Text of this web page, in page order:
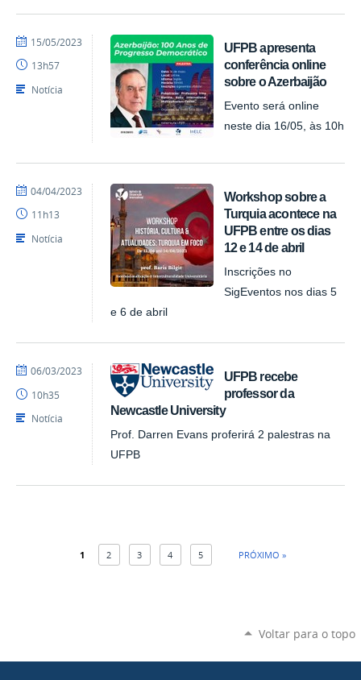
UFPB apresenta
conferência online
sobre o Azerbaijão
Evento será online
neste dia 16/05, às 10h
por
publicado
15/05/2023
13h57
Notícia
Workshop sobre a
Turquia acontece na
UFPB entre os dias
12 e 14 de abril
Inscrições no
SigEventos nos dias 5
e 6 de abril
por
publicado
04/04/2023
11h13
Notícia
UFPB recebe
professor da
Newcastle University
Prof. Darren Evans proferirá 2 palestras na
UFPB
por
publicado
06/03/2023
10h35
Notícia
1 2 3 4 5 PRÓXIMO »
Voltar para o topo